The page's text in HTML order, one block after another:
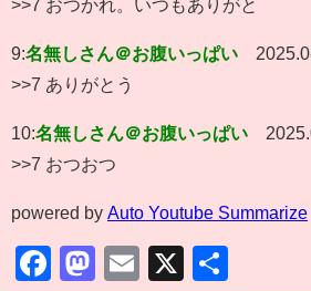
>>7 おつかれ。いつもありがと
9:名無しさん＠お腹いっぱい
>>7 ありがとう
10:名無しさん＠お腹いっぱい
>>7 おつおつ
powered by Auto Youtube Summarize
Facebook
Mastodon
Email
X